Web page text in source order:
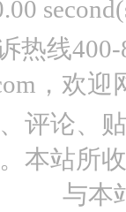
热线
，欢
评论、
本站所
与本